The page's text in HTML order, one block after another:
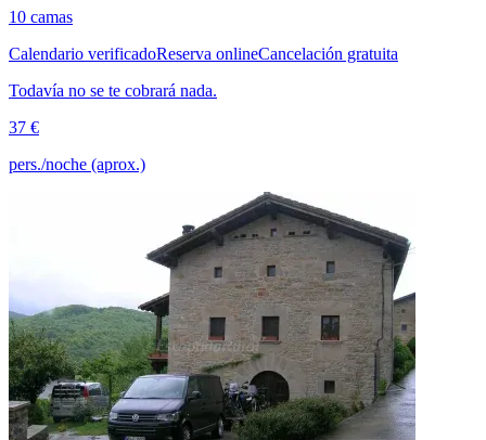
10 camas
Calendario verificadoReserva onlineCancelación gratuita
Todavía no se te cobrará nada.
37 €
pers./noche (aprox.)